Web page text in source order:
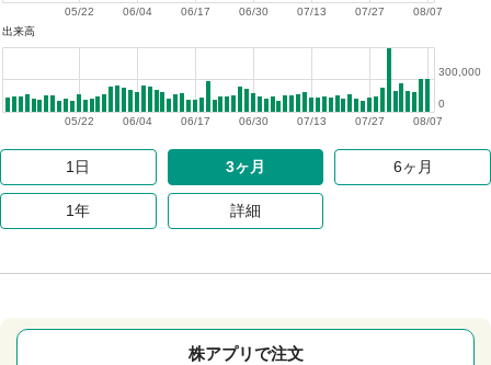
08/07
07/27
07/13
06/30
06/17
06/04
05/22
出来高
08/07
07/27
07/13
06/30
06/17
06/04
05/22
0
300,000
1日 3ヶ月 6ヶ月
1年 詳細
株アプリで注文